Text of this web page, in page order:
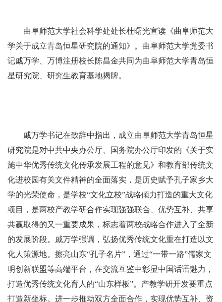
曲阜师范大学社会科学处处长杜曙光宣读《曲阜师范大
学关于成立青岛恒星研究院的通知》。曲阜师范大学党委书
记戚万学、万博注册校长陈昌金共同为曲阜师范大学青岛恒
星研究院、研究生教育基地揭牌。
戚万学书记在致辞中指出，成立曲阜师范大学青岛恒星
研究院是对中共中央办公厅、国务院办公厅印发的《关于实
施中华优秀传统文化传承发展工程的意见》和教育部传统文
化进校园有关文件精神的全面落实，是历史赋予孔子家乡大
学的光荣使命，是学校“文化立校”战略倾力打造的重大文化
项目，是两校产教学研合作实现强强联合、优势互补、共享
共赢取得的又一重要成果，标志着两校战略合作进入了全新
的发展阶段。戚万学强调，弘扬优秀传统文化重在打造以文
化人策源地。擦亮山东“孔子名片”，通过“一带一路”儒家文
明创新联盟等高端平台，在交流互鉴中彰显中国话语魅力，
打造优秀传统文化育人的“山东样板”。产教学研开发要重点
打造新坐标。进一步推动双方全面合作，实现优势互补、资